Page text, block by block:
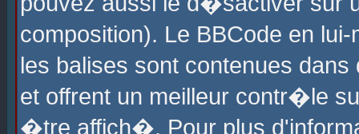
composition). Le BBCode en
les balises sont contenues
et offrent un meilleur contr�le
�tre affich�. Pour plus